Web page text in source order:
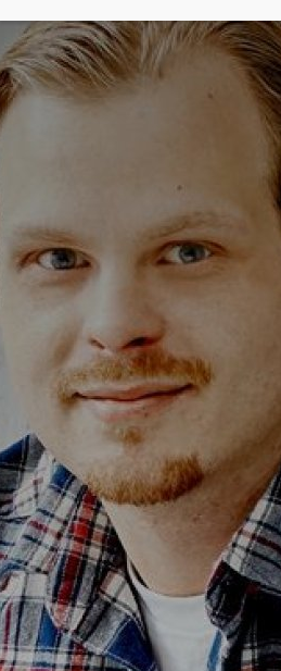
Alterna
Alterna
Alterna
Ifö
Ifö
Ifö
Ifö
Ifö
WC-